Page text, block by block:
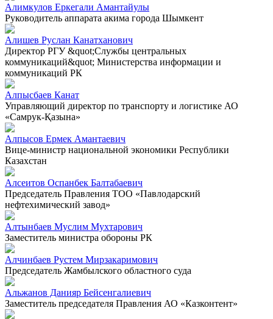
Алимкулов Еркегали Амантайулы
Руководитель аппарата акима города Шымкент
Алишев Руслан Канатханович
Директор РГУ &quot;Службы центральных
коммуникаций&quot; Министерства информации и
коммуникаций РК
Алпысбаев Канат
Управляющий директор по транспорту и логистике АО
«Самрук-Қазына»
Алпысов Ермек Амантаевич
Вице-министр национальной экономики Республики
Казахстан
Алсеитов Оспанбек Балтабаевич
Председатель Правления ТОО «Павлодарский
нефтехимический завод»
Алтынбаев Муслим Мухтарович
Заместитель министра обороны РК
Алчинбаев Рустем Мирзакаримович
Председатель Жамбылского областного суда
Альжанов Данияр Бейсенгалиевич
Заместитель председателя Правления АО «Казконтент»